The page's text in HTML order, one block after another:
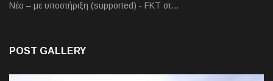
Νέο – με υποστήριξη (supported) - FKT στ…
POST GALLERY